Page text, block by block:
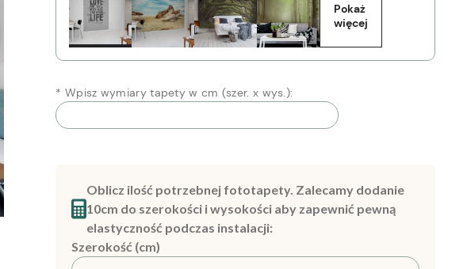
Pokaż
więcej
* Wpisz wymiary tapety w cm (szer. x wys.):
Oblicz ilość potrzebnej fototapety. Zalecamy dodanie
10cm do szerokości i wysokości aby zapewnić pewną
elastyczność podczas instalacji:
Szerokość (cm)